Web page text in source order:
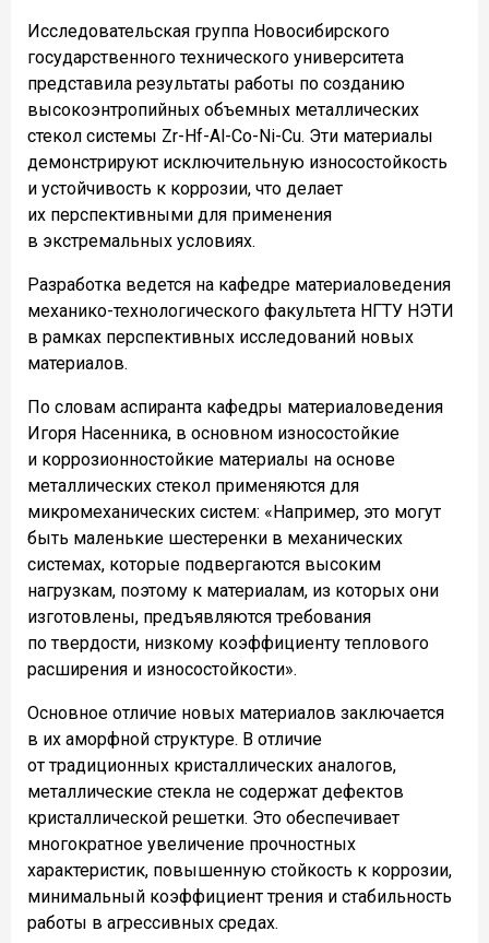
Исследовательская группа Новосибирского
государственного технического университета
представила результаты работы по созданию
высокоэнтропийных объемных металлических
стекол системы Zr-Hf-Al-Co-Ni-Cu. Эти материалы
демонстрируют исключительную износостойкость
и устойчивость к коррозии, что делает
их перспективными для применения
в экстремальных условиях.
Разработка ведется на кафедре материаловедения
механико-технологического факультета НГТУ НЭТИ
в рамках перспективных исследований новых
материалов.
По словам аспиранта кафедры материаловедения
Игоря Насенника, в основном износостойкие
и коррозионностойкие материалы на основе
металлических стекол применяются для
микромеханических систем: «Например, это могут
быть маленькие шестеренки в механических
системах, которые подвергаются высоким
нагрузкам, поэтому к материалам, из которых они
изготовлены, предъявляются требования
по твердости, низкому коэффициенту теплового
расширения и износостойкости».
Основное отличие новых материалов заключается
в их аморфной структуре. В отличие
от традиционных кристаллических аналогов,
металлические стекла не содержат дефектов
кристаллической решетки. Это обеспечивает
многократное увеличение прочностных
характеристик, повышенную стойкость к коррозии,
минимальный коэффициент трения и стабильность
работы в агрессивных средах.